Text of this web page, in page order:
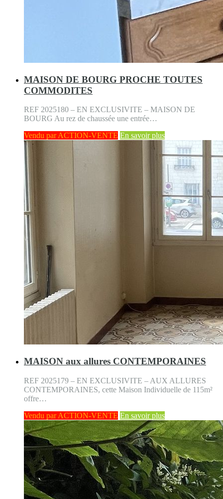
MAISON DE BOURG PROCHE TOUTES
COMMODITES
REF 2025180 – EN EXCLUSIVITE – MAISON DE
BOURG Au rez de chaussée une entrée…
Vendu par ACTION-VENTE En savoir plus
MAISON aux allures CONTEMPORAINES
REF 2025179 – EN EXCLUSIVITE – AUX ALLURES
CONTEMPORAINES, cette Maison Individuelle de 115m²
offre…
Vendu par ACTION-VENTE En savoir plus